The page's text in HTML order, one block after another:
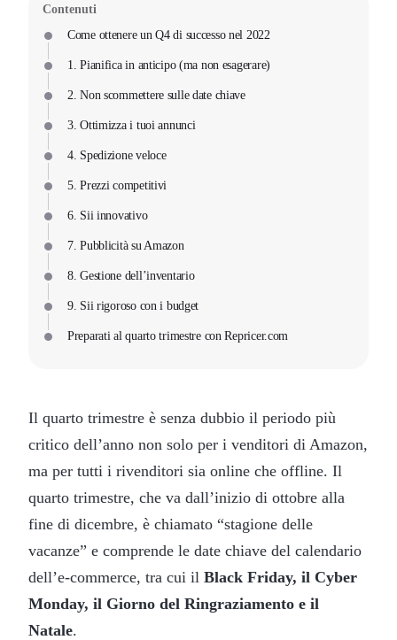
Contenuti
Come ottenere un Q4 di successo nel 2022
1. Pianifica in anticipo (ma non esagerare)
2. Non scommettere sulle date chiave
3. Ottimizza i tuoi annunci
4. Spedizione veloce
5. Prezzi competitivi
6. Sii innovativo
7. Pubblicità su Amazon
8. Gestione dell’inventario
9. Sii rigoroso con i budget
Preparati al quarto trimestre con Repricer.com
Il quarto trimestre è senza dubbio il periodo più
critico dell’anno non solo per i venditori di Amazon,
ma per tutti i rivenditori sia online che offline. Il
quarto trimestre, che va dall’inizio di ottobre alla
fine di dicembre, è chiamato “stagione delle
vacanze” e comprende le date chiave del calendario
dell’e-commerce, tra cui il Black Friday, il Cyber
Monday, il Giorno del Ringraziamento e il
Natale.